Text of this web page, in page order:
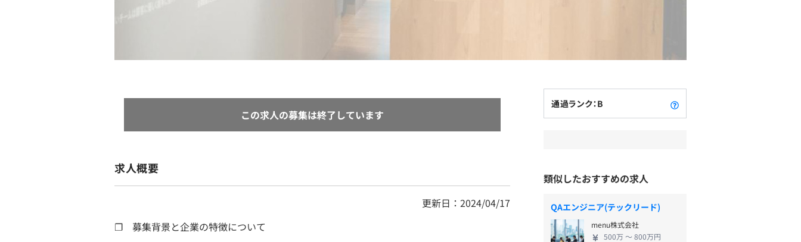
この求人の募集は終了しています
求人概要
更新日：2024/04/17
❐ 募集背景と企業の特徴について
通過ランク：B
類似したおすすめの求人
QAエンジニア(テックリード)
menu株式会社
500万 〜 800万円